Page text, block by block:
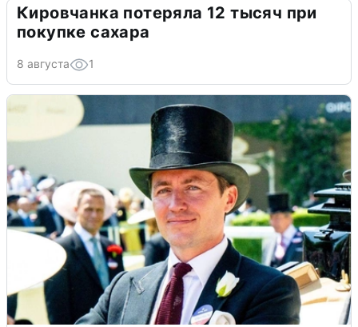
Кировчанка потеряла 12 тысяч при
покупке сахара
8 августа 1